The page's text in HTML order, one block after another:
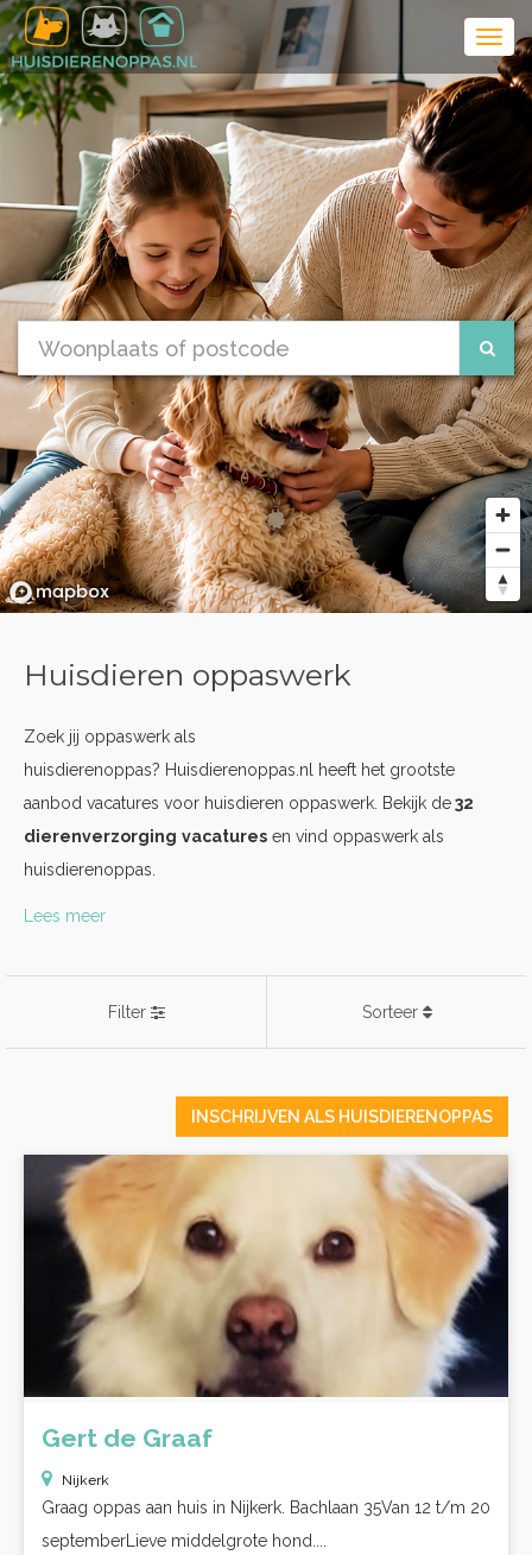
Huisdieren oppaswerk
Zoek jij oppaswerk als
huisdierenoppas? Huisdierenoppas.nl heeft het grootste
aanbod vacatures voor huisdieren oppaswerk. Bekijk de32
dierenverzorging vacatures en vind oppaswerk als
huisdierenoppas.
Lees meer
Filter Sorteer
INSCHRIJVEN ALS HUISDIERENOPPAS
Gert de Graaf
Nijkerk
Graag oppas aan huis in Nijkerk. Bachlaan 35Van 12 t/m 20
septemberLieve middelgrote hond....